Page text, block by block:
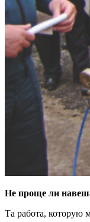
Не проще ли
Та работа, которую